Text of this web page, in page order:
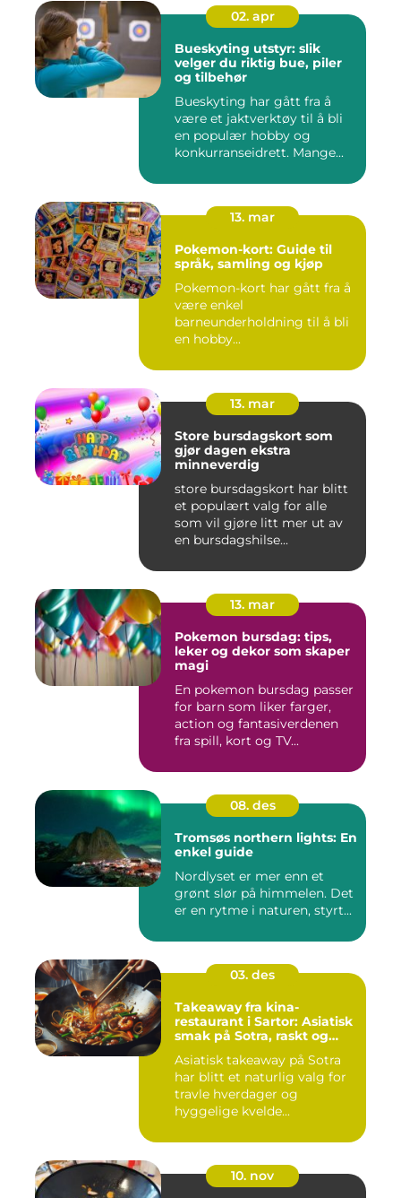
02. apr
Bueskyting utstyr: slik
velger du riktig bue, piler
og tilbehør
Bueskyting har gått fra å
være et jaktverktøy til å bli
en populær hobby og
konkurranseidrett. Mange...
13. mar
Pokemon-kort: Guide til
språk, samling og kjøp
Pokemon-kort har gått fra å
være enkel
barneunderholdning til å bli
en hobby...
13. mar
Store bursdagskort som
gjør dagen ekstra
minneverdig
store bursdagskort har blitt
et populært valg for alle
som vil gjøre litt mer ut av
en bursdagshilse...
13. mar
Pokemon bursdag: tips,
leker og dekor som skaper
magi
En pokemon bursdag passer
for barn som liker farger,
action og fantasiverdenen
fra spill, kort og TV...
08. des
Tromsøs northern lights: En
enkel guide
Nordlyset er mer enn et
grønt slør på himmelen. Det
er en rytme i naturen, styrt...
03. des
Takeaway fra kina-
restaurant i Sartor: Asiatisk
smak på Sotra, raskt og
Asiatisk takeaway på Sotra
har blitt et naturlig valg for
travle hverdager og
hyggelige kvelde...
10. nov